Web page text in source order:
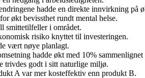
hadde en direkte innvirkning på
økt bevissthet rundt mental helse.
smittetilfeller i området.
risiko knyttet til investeringen.
vært nøye planlagt.
hadde økt med 10% sammenlignet
trivdes godt i sitt naturlige miljø.
A var mer kosteffektiv enn produkt B.